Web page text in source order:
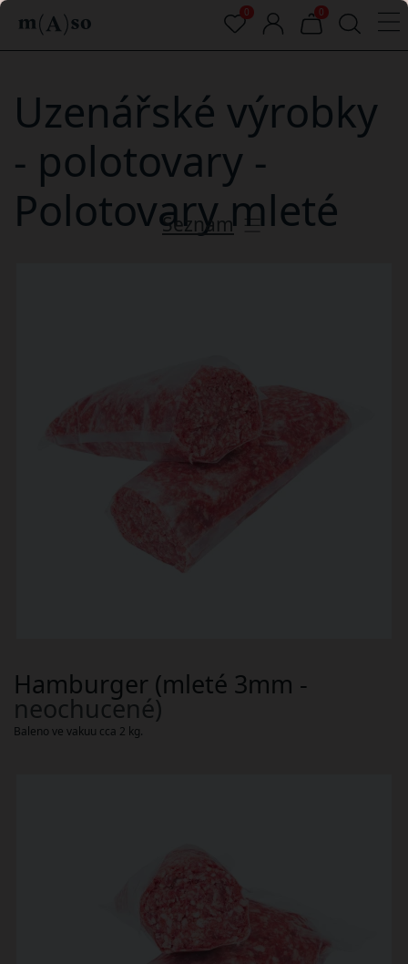
Uzenářské výrobky
- polotovary -
Polotovary mleté
Baleno ve vakuu cca 2 kg.
Hamburger (mleté 3mm -
neochucené)
0
0